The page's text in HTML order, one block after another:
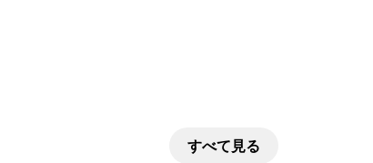
すべて見る